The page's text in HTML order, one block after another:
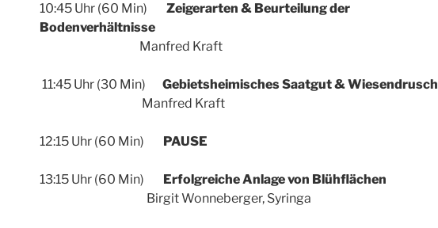
10:45 Uhr (60 Min) Zeigerarten & Beurteilung der
Bodenverhältnisse
Manfred Kraft
11:45 Uhr (30 Min) Gebietsheimisches Saatgut & Wiesendrusch
Manfred Kraft
12:15 Uhr (60 Min) PAUSE
13:15 Uhr (60 Min) Erfolgreiche Anlage von Blühflächen
Birgit Wonneberger, Syringa